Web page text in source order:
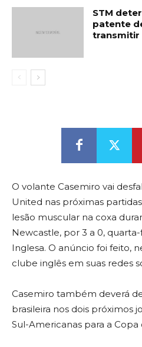
STM
patente
transmitir
O volante Casemiro vai
United nas próximas
lesão muscular na coxa
Newcastle, por 3 a 0,
Inglesa. O anúncio foi feito,
clube inglês em suas redes
Casemiro também deverá
brasileira nos dois próximos
Sul-Americanas para a